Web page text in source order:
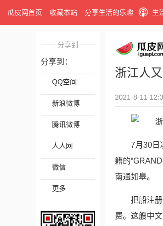
瓜皮网首页 收藏本站 分享生活的乐趣 生
分享到
分享到：
QQ空间
新浪微博
腾讯微博
人人网
微信
更多
浙江人
2021-8-11
7月30日
籍的
南通如皋。
把船注
费。这艘中